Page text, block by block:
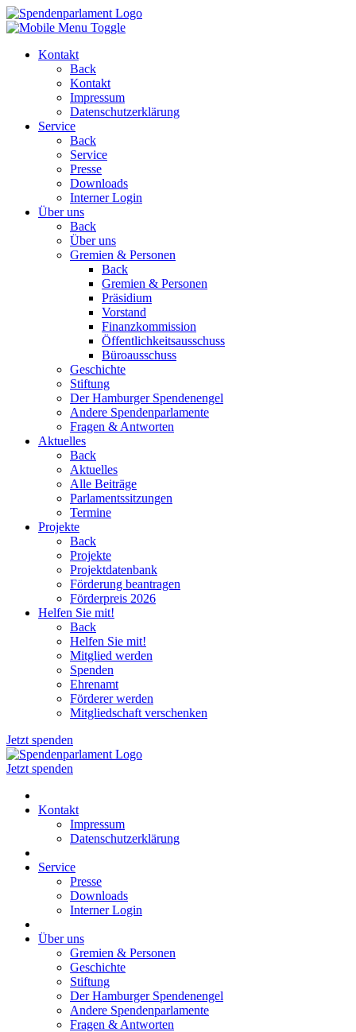
Kontakt
Back
Kontakt
Impressum
Datenschutzerklärung
Service
Back
Service
Presse
Downloads
Interner Login
Über uns
Back
Über uns
Gremien & Personen
Back
Gremien & Personen
Präsidium
Vorstand
Finanzkommission
Öffentlichkeitsausschuss
Büroausschuss
Geschichte
Stiftung
Der Hamburger Spendenengel
Andere Spendenparlamente
Fragen & Antworten
Aktuelles
Back
Aktuelles
Alle Beiträge
Parlamentssitzungen
Termine
Projekte
Back
Projekte
Projektdatenbank
Förderung beantragen
Förderpreis 2026
Helfen Sie mit!
Back
Helfen Sie mit!
Mitglied werden
Spenden
Ehrenamt
Förderer werden
Mitgliedschaft verschenken
Jetzt spenden
Jetzt spenden
Kontakt
Impressum
Datenschutzerklärung
Service
Presse
Downloads
Interner Login
Über uns
Gremien & Personen
Geschichte
Stiftung
Der Hamburger Spendenengel
Andere Spendenparlamente
Fragen & Antworten